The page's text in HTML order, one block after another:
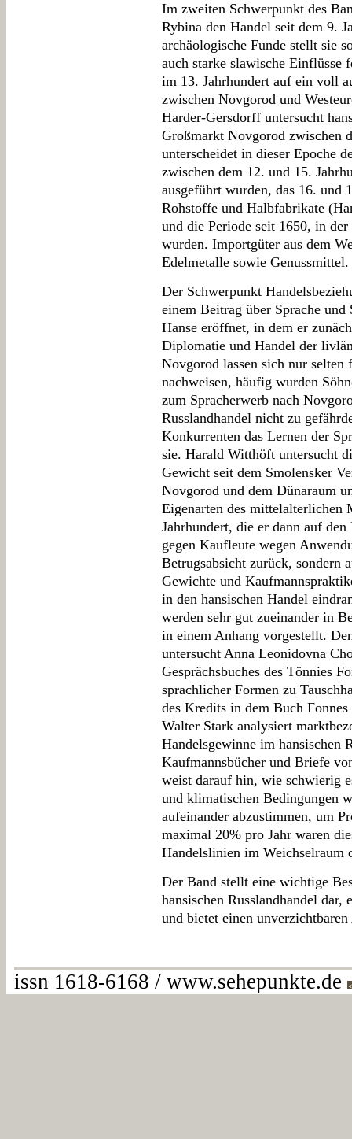
Im zweiten Schwerpunkt des
Rybina den Handel seit dem 9.
archäologische Funde stellt sie
auch starke slawische Einflüsse
im 13. Jahrhundert auf ein voll
zwischen Novgorod und
Harder-Gersdorff untersucht
Großmarkt Novgorod zwischen
unterscheidet in dieser Epoche
zwischen dem 12. und 15.
ausgeführt wurden, das 16. und
Rohstoffe und Halbfabrikate
und die Periode seit 1650, in
wurden. Importgüter aus dem
Edelmetalle sowie Genussmittel.
Der Schwerpunkt
einem Beitrag über Sprache
Hanse eröffnet, in dem er
Diplomatie und Handel der
Novgorod lassen sich nur selten
nachweisen, häufig wurden
zum Spracherwerb nach
Russlandhandel nicht zu
Konkurrenten das Lernen der
sie. Harald Witthöft untersucht
Gewicht seit dem Smolensker
Novgorod und dem Dünaraum
Eigenarten des mittelalterlichen
Jahrhundert, die er dann auf
gegen Kaufleute wegen
Betrugsabsicht zurück, sondern
Gewichte und
in den hansischen Handel
werden sehr gut zueinander in
in einem Anhang vorgestellt.
untersucht Anna Leonidovna
Gesprächsbuches des Tönnies
sprachlicher Formen zu
des Kredits in dem Buch
Walter Stark analysiert
Handelsgewinne im hansischen
Kaufmannsbücher und Briefe
weist darauf hin, wie schwierig
und klimatischen Bedingungen
aufeinander abzustimmen, um
maximal 20% pro Jahr waren
Handelslinien im Weichselraum
Der Band stellt eine wichtige
hansischen Russlandhandel dar,
und bietet einen
issn 1618-6168 / www.sehepunkte.de